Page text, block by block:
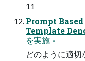
11
Prompt
Template
を実施 ◦
どのように適切